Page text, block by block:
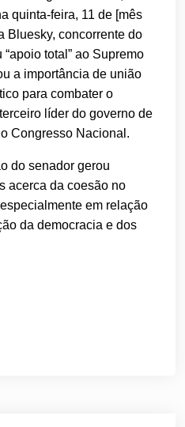
quinta-feira, 11 de [mês
Bluesky, concorrente do
total” ao Supremo
a importância de união
para combater o
líder do governo de
Congresso Nacional.
do senador gerou
acerca da coesão no
em relação
da democracia e dos